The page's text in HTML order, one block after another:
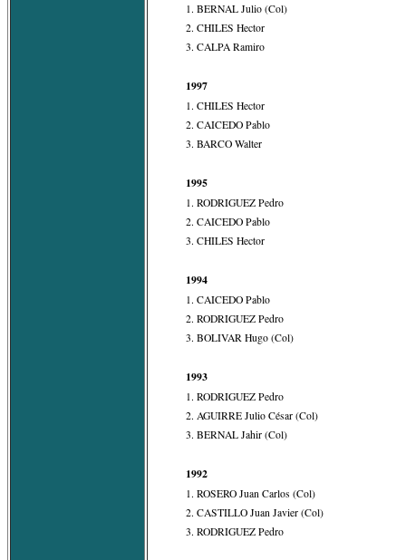
1. BERNAL Julio (Col)
2. CHILES Hector
3. CALPA Ramiro
1997
1. CHILES Hector
2. CAICEDO Pablo
3. BARCO Walter
1995
1. RODRIGUEZ Pedro
2. CAICEDO Pablo
3. CHILES Hector
1994
1. CAICEDO Pablo
2. RODRIGUEZ Pedro
3. BOLIVAR Hugo (Col)
1993
1. RODRIGUEZ Pedro
2. AGUIRRE Julio César (Col)
3. BERNAL Jahir (Col)
1992
1. ROSERO Juan Carlos (Col)
2. CASTILLO Juan Javier (Col)
3. RODRIGUEZ Pedro